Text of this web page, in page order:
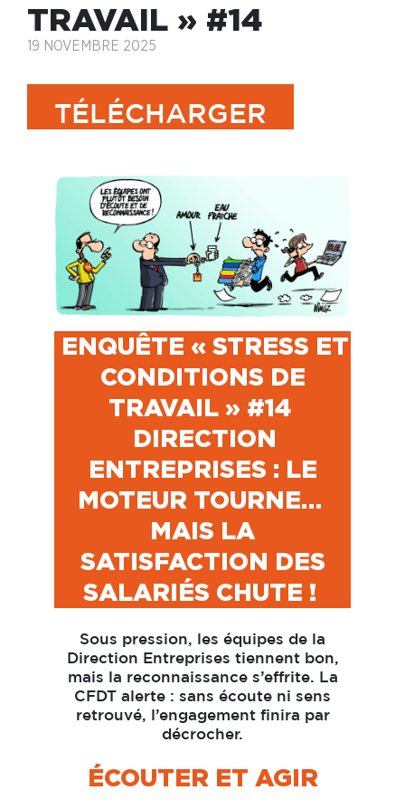
TRAVAIL » #14
19 NOVEMBRE 2025
TÉLÉCHARGER
ENQUÊTE « STRESS ET
CONDITIONS DE
TRAVAIL » #14
DIRECTION
ENTREPRISES : LE
MOTEUR TOURNE…
MAIS LA
SATISFACTION DES
SALARIÉS CHUTE !
Sous pression, les équipes de la
Direction Entreprises tiennent bon,
mais la reconnaissance s’effrite. La
CFDT alerte : sans écoute ni sens
retrouvé, l’engagement finira par
décrocher.
ÉCOUTER ET AGIR